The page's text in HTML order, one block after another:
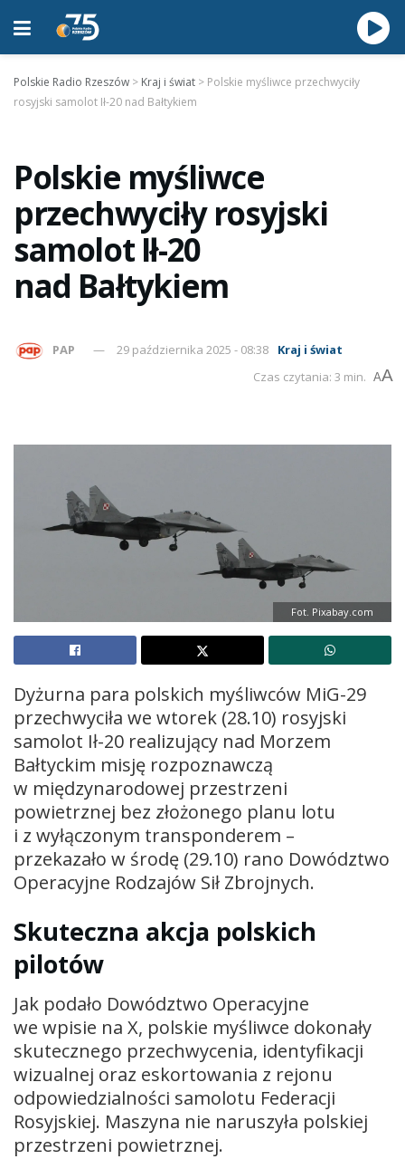
Polskie Radio Rzeszów > Kraj i świat > Polskie myśliwce przechwyciły
rosyjski samolot Ił-20 nad Bałtykiem
Polskie myśliwce
przechwyciły rosyjski
samolot Ił-20
nad Bałtykiem
PAP 29 października 2025 - 08:38
Kraj i świat
Czas czytania: 3 min. AA
Fot. Pixabay.com
Dyżurna para polskich myśliwców MiG-29
przechwyciła we wtorek (28.10) rosyjski
samolot Ił-20 realizujący nad Morzem
Bałtyckim misję rozpoznawczą
w międzynarodowej przestrzeni
powietrznej bez złożonego planu lotu
i z wyłączonym transponderem –
przekazało w środę (29.10) rano Dowództwo
Operacyjne Rodzajów Sił Zbrojnych.
Skuteczna akcja polskich
pilotów
Jak podało Dowództwo Operacyjne
we wpisie na X, polskie myśliwce dokonały
skutecznego przechwycenia, identyfikacji
wizualnej oraz eskortowania z rejonu
odpowiedzialności samolotu Federacji
Rosyjskiej. Maszyna nie naruszyła polskiej
przestrzeni powietrznej.